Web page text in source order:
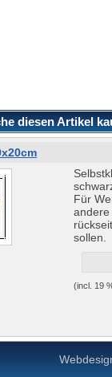
diesen Artikel
Für
sollen.
(incl. 19